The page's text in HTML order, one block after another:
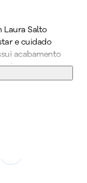
Laura Salto
e cuidado
acabamento
forro
solado